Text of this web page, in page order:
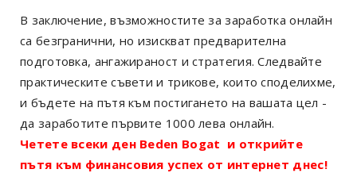
В заключение, възможностите за заработка онлайн
са безгранични, но изискват предварителна
подготовка, ангажираност и стратегия. Следвайте
практическите съвети и трикове, които споделихме,
и бъдете на пътя към постигането на вашата цел -
да заработите първите 1000 лева онлайн.
Четете всеки ден Beden Bogat и открийте
пътя към финансовия успех от интернет днес!